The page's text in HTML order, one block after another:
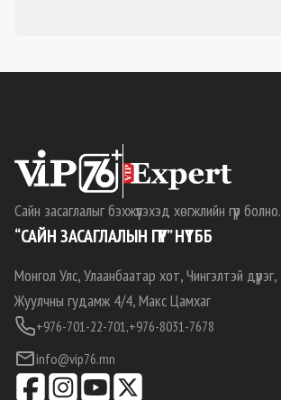
Сайн засаглалыг бэхжүүлэхэд хөгжлийн гүүр болно.
“САЙН ЗАСАГЛАЛЫН ГҮҮР” НҮТББ
Монгол Улс, Улаанбаатар хот, Чингэлтэй дүүрэг,
Жуулчны гудамж 4/4, Макс Цамхаг
+976-701-22-701,+976-8031-7678
info@vip76.mn